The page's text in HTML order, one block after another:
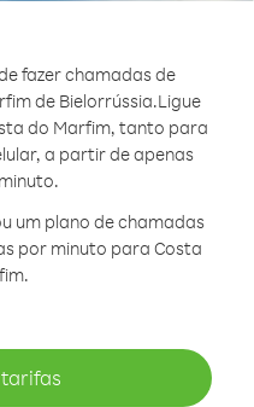
fazer chamadas de
de Bielorrússia.Ligue
do Marfim, tanto para
a partir de apenas
um plano de chamadas
por minuto para Costa